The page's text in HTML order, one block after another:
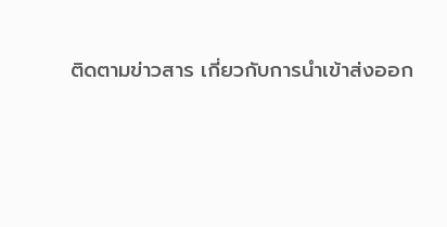
ติดตามข่าวสาร เกี่ยวกับการนําเข้าส่งออก